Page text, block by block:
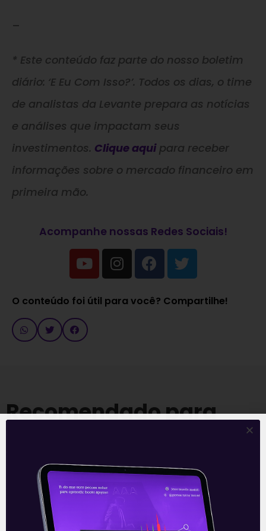
–
* Este conteúdo faz parte do nosso boletim
diário: ‘E Eu Com Isso?’. Todos os dias, o time
de analistas da Levante prepara as notícias
e análises que impactam seus
investimentos. Clique aqui para receber
informações sobre o mercado financeiro em
primeira mão.
Acompanhe nossas Redes Sociais!
O conteúdo foi útil para você? Compartilhe!
Recomendado para
Ouvindo o que o Copom não
disse